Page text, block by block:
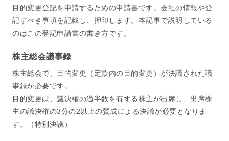
目的変更登記を申請するための申請書です。会社の情報や登
記すべき事項を記載し、押印します。本記事で説明している
のはこの登記申請書の書き方です。
株主総会議事録
株主総会で、目的変更（定款内の目的変更）が決議された議
事録が必要です。
目的変更は、議決権の過半数を有する株主が出席し、出席株
主の議決権の3分の2以上の賛成による決議が必要となりま
す。（特別決議）